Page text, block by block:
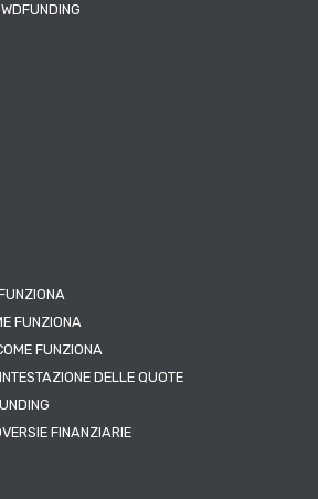
FUNZIONA
FUNZIONA
DELLE QUOTE
FINANZIARIE